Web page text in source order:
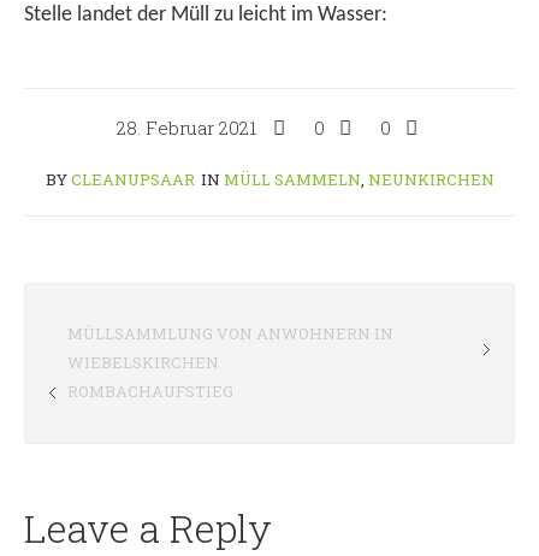
Stelle landet der Müll zu leicht im Wasser:
28. Februar 2021 0 0
BYCLEANUPSAAR IN MÜLL SAMMELN, NEUNKIRCHEN
MÜLLSAMMLUNG VON ANWOHNERN IN
WIEBELSKIRCHEN
ROMBACHAUFSTIEG
Leave a Reply